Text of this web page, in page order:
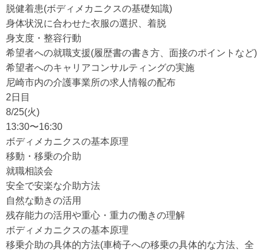
脱健着患(ボディメカニクスの基礎知識)
身体状況に合わせた衣服の選択、着脱
身支度・整容行動
希望者への就職支援(履歴書の書き方、面接のポイントなど)
希望者へのキャリアコンサルティングの実施
尼崎市内の介護事業所の求人情報の配布
2日目
8/25(火)
13:30〜16:30
ボディメカニクスの基本原理
移動・移乗の介助
就職相談会
安全で安楽な介助方法
自然な動きの活用
残存能力の活用や重心・重力の働きの理解
ボディメカニクスの基本原理
移乗介助の具体的方法(車椅子への移乗の具体的な方法、全